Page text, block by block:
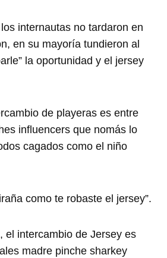
internautas no tardaron en
en su mayoría tundieron al
la oportunidad y el jersey
de playeras es entre
influencers que nomás lo
cagados como el niño
como te robaste el jersey”.
el intercambio de Jersey es
madre pinche sharkey